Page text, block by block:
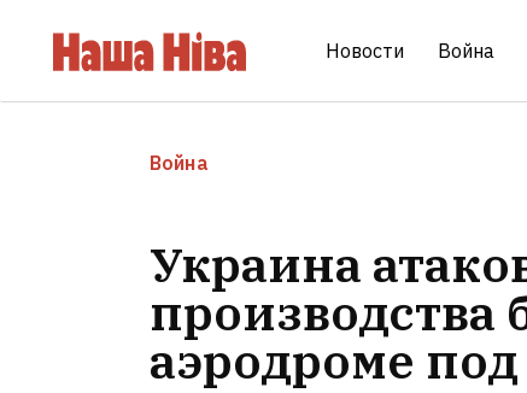
Новости Война
Война
Украина
производства
аэродроме